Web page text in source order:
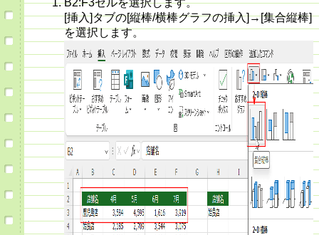
B2:F3セルを選択します。
[挿入]タブの[縦棒/横棒グラフの挿入]→[集合縦棒]
を選択します。